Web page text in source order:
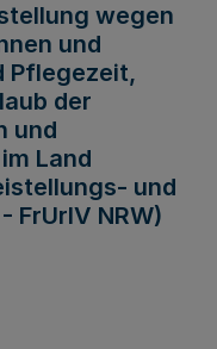
wegen
und
Pflegezeit,
der
und
Land
und
FrUrlV NRW)